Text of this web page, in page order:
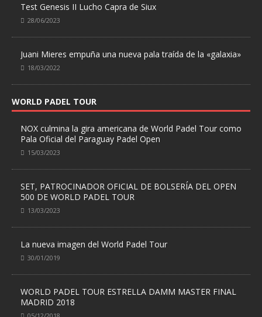
Test Genesis II Lucho Capra de Siux
28/06/2023
Juani Mieres empuña una nueva pala traída de la «galaxia»
18/03/2022
WORLD PADEL TOUR
NOX culmina la gira americana de World Padel Tour como
Pala Oficial del Paraguay Padel Open
15/03/2023
SET, PATROCINADOR OFICIAL DE BOLSERÍA DEL OPEN
500 DE WORLD PADEL TOUR
13/03/2023
La nueva imagen del World Padel Tour
30/01/2019
WORLD PADEL TOUR ESTRELLA DAMM MASTER FINAL
MADRID 2018